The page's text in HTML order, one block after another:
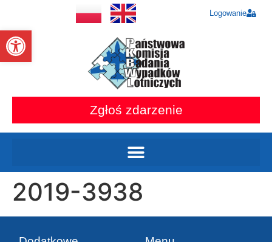
Otwórz pasek narzędzi
Logowanie
Zgłoś zdarzenie
2019-3938